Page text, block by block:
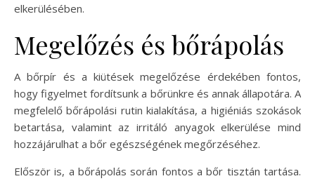
elkerülésében.
Megelőzés és bőrápolás
A bőrpír és a kiütések megelőzése érdekében fontos,
hogy figyelmet fordítsunk a bőrünkre és annak állapotára. A
megfelelő bőrápolási rutin kialakítása, a higiéniás szokások
betartása, valamint az irritáló anyagok elkerülése mind
hozzájárulhat a bőr egészségének megőrzéséhez.
Először is, a bőrápolás során fontos a bőr tisztán tartása.